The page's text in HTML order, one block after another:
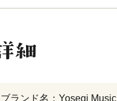
ブランド名：Yosegi Music